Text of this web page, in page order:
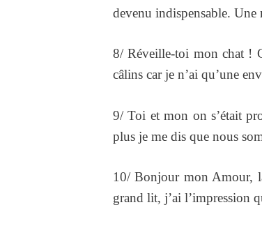
devenu indispensable. Une
8/ Réveille-toi mon chat !
câlins car je n’ai qu’une
9/ Toi et mon on s’était
plus je me dis que nous
10/ Bonjour mon Amour,
grand lit, j’ai l’impression